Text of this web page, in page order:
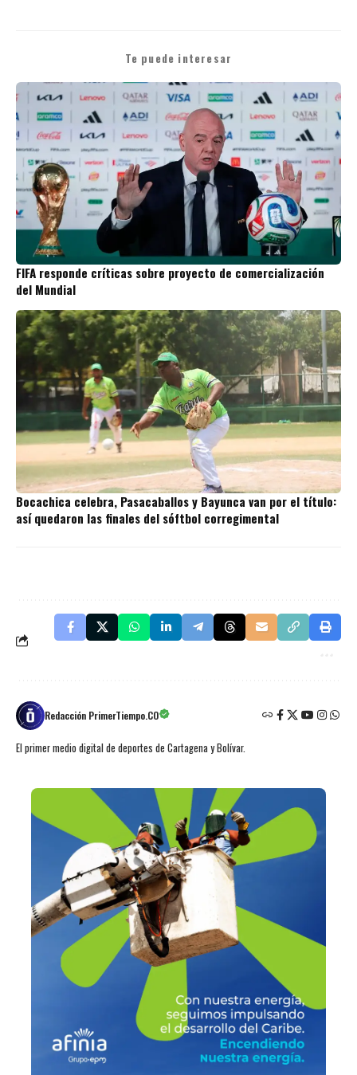
Te puede interesar
FIFA responde críticas sobre proyecto de comercialización
del Mundial
Bocachica celebra, Pasacaballos y Bayunca van por el título:
así quedaron las finales del sóftbol corregimental
Redacción PrimerTiempo.CO
El primer medio digital de deportes de Cartagena y Bolívar.